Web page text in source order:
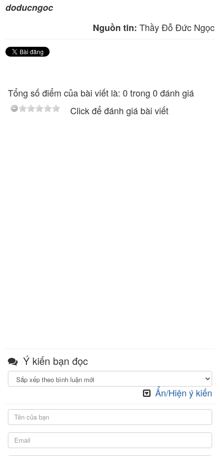
doducngoc
Nguồn tin: Thầy Đỗ Đức Ngọc
Tổng số điểm của bài viết là: 0 trong 0 đánh giá
Click để đánh giá bài viết
Ý kiến bạn đọc
Ẩn/Hiện ý kiến